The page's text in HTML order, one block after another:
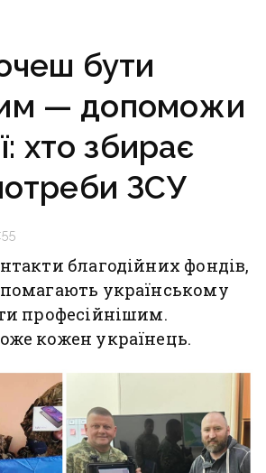
бути
— допоможи
хто збирає
ЗСУ
благодійних фондів,
українському
професійнішим.
кожен українець.